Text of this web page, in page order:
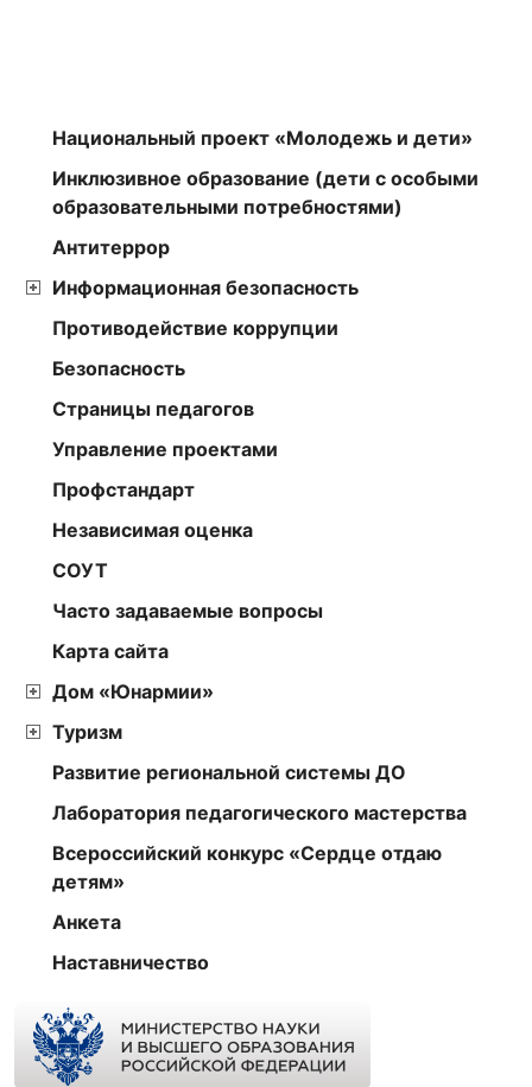
Национальный проект «Молодежь и дети»
Инклюзивное образование (дети с особыми
образовательными потребностями)
Антитеррор
Информационная безопасность
Противодействие коррупции
Безопасность
Страницы педагогов
Управление проектами
Профстандарт
Независимая оценка
СОУТ
Часто задаваемые вопросы
Карта сайта
Дом «Юнармии»
Туризм
Развитие региональной системы ДО
Лаборатория педагогического мастерства
Всероссийский конкурс «Сердце отдаю
детям»
Анкета
Наставничество